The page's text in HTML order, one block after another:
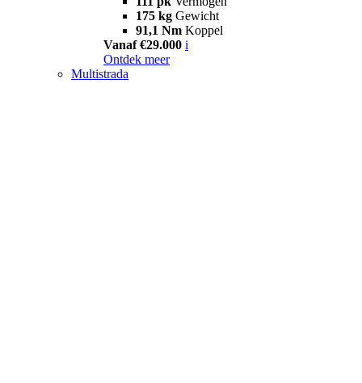
175 kg Gewicht
91,1 Nm Koppel
Vanaf €29.000 i
Ontdek meer
Multistrada